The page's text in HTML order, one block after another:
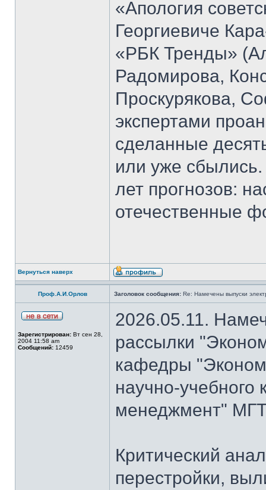
«Апология
Георгиевиче
«РБК Тренды»
Радомирова,
Проскурякова,
экспертами
сделанные
или уже сбылись.
лет прогнозов:
отечественные
Вернуться наверх
Проф.А.И.Орлов Заголовок сообщения: Re: Намечены выпуски
Зарегистрирован: Вт сен 28,
2004 11:58 am
Сообщений: 12459
2026.05.11.
рассылки
кафедры
научно-
менеджмент"
Критический
перестройки,